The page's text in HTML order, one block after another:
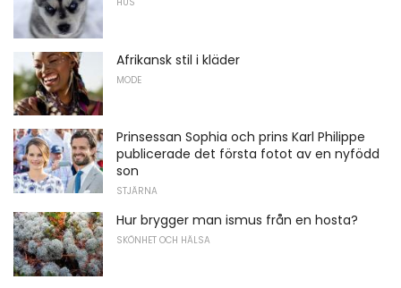
Afrikansk stil i kläder
MODE
Prinsessan Sophia och prins Karl Philippe
publicerade det första fotot av en nyfödd
son
STJÄRNA
Hur brygger man ismus från en hosta?
SKÖNHET OCH HÄLSA